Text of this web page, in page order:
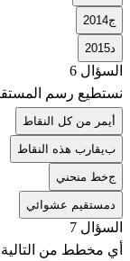
ج2014
د2015
السؤال 6
نستطيع رسم
أيمر من كل النقاط
بيقارب هذه النقاط
جخط منحني
د مستقيم عشوائي
السؤال 7
أي مخطط من التالية